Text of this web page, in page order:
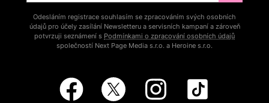
Odesláním registrace souhlasím se zpracováním svých osobních
údajů pro účely zasílání Newsletteru a servisních kampaní a zároveň
potvrzuji seznámení s Podmínkami o zpracování osobních údajů
společností Next Page Media s.r.o. a Heroine s.r.o.